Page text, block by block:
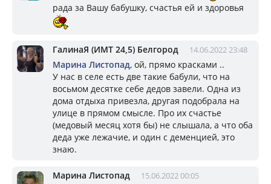
рада за Вашу бабушку, счастья ей и здоровья
ГалинаЯ (ИМТ 24,5) Белгород 14.06.2022 23:48
Марина Листопад, ой, прямо красками ..
У нас в селе есть две такие бабули, что на
восьмом десятке себе дедов завели. Одна из
дома отдыха привезла, другая подобрала на
улице в прямом смысле. Про их счастье
(медовый месяц хотя бы) не слышала, а что оба
деда уже лежачие, и один с деменцией, это
знаю.
Марина Листопад 15.06.2022 00:05